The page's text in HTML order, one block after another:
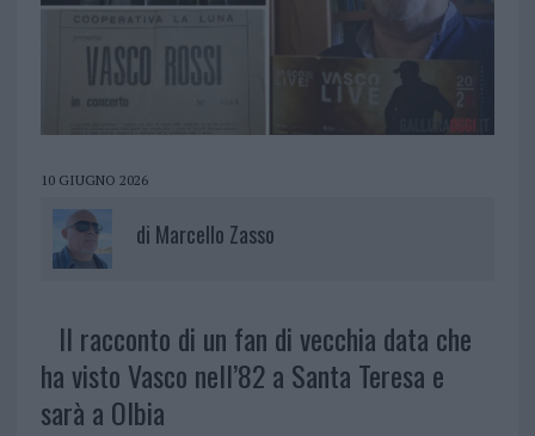
10 GIUGNO 2026
di Marcello Zasso
Il racconto di un fan di vecchia data che
ha visto Vasco nell’82 a Santa Teresa e
sarà a Olbia